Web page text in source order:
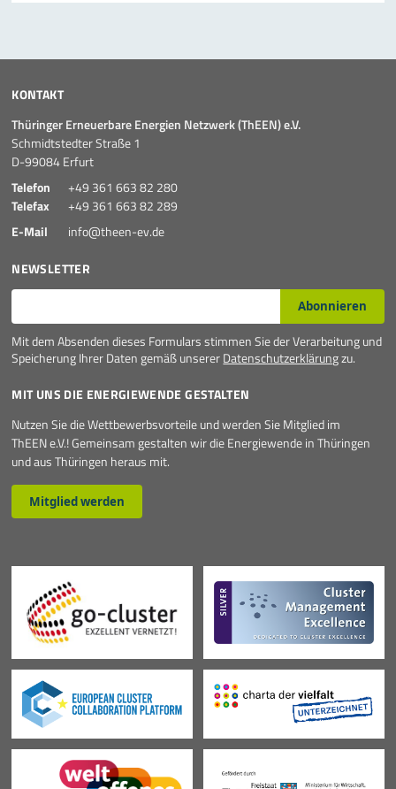
KONTAKT
Thüringer Erneuerbare Energien Netzwerk (ThEEN) e.V.
Schmidtstedter Straße 1
D-99084 Erfurt
Telefon
+49 361 663 82 280
Telefax
+49 361 663 82 289
E-Mail
info@theen-ev.de
NEWSLETTER
E-Mail* Abonnieren
Mit dem Absenden dieses Formulars stimmen Sie der Verarbeitung und
Speicherung Ihrer Daten gemäß unsererDatenschutzerklärungzu.
MIT UNS DIE ENERGIEWENDE GESTALTEN
Nutzen Sie die Wettbewerbsvorteile und werden Sie Mitglied im
ThEEN e.V.! Gemeinsam gestalten wir die Energiewende in Thüringen
und aus Thüringen heraus mit.
Mitglied werden